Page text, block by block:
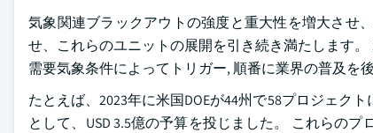
気象関連ブラックアウトの強度と重大性を増大させ
せ、これらのユニットの展開を引き続き満たします
需要気象条件によってトリガー, 順番に業界の普及を
たとえば、2023年に米国DOEが44州で58プロジェク
として、USD 3.5億の予算を投じました。 これらの